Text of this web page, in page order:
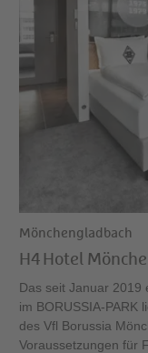
Mönchengladbach
H4 Hotel
Das seit Januar 2019
im BORUSSIA-PARK
des Vfl Borussia
Voraussetzungen für